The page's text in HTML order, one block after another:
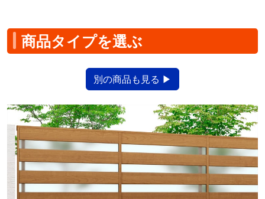
商品タイプを選ぶ
別の商品も見る ▶